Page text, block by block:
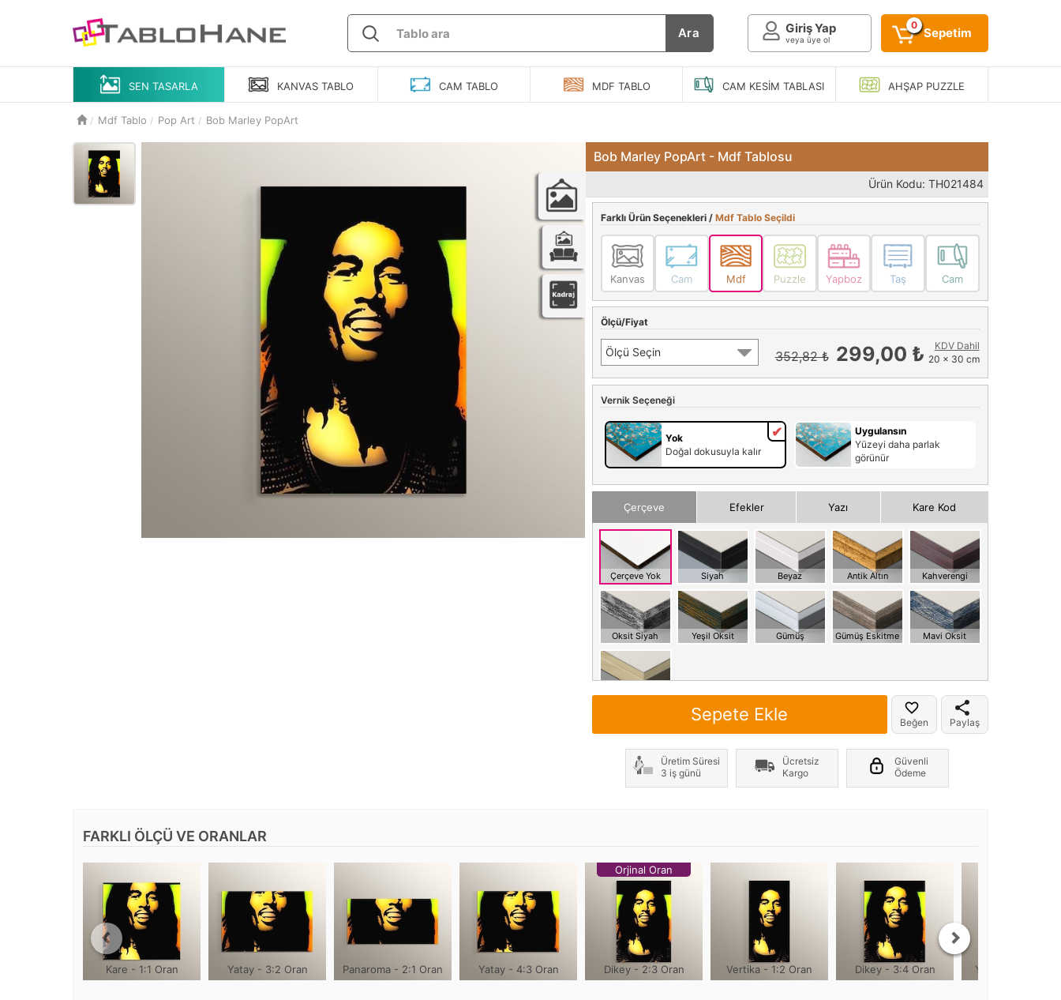
Ara Giriş Yap
veya üye ol
0
Sepetim
SEN TASARLA KANVAS TABLO CAM TABLO MDF TABLO CAM KESIM TABLASI AHŞAPPUZZLE
Mdf Tablo Pop Art Bob Marley PopArt
Bob Marley PopArt - Mdf Tablosu
Ürün Kodu: TH021484
Farklı Ürün Seçenekleri / Mdf Tablo Seçildi
Kanvas Cam Mdf Puzzle Yapboz Taş Cam
Ölçü/Fiyat
Ölçü Seçin 352,82 ₺ 299,00 ₺
KDV Dahil
20 x 30 cm
Vernik Seçeneği
Yok
Doğal dokusuyla kalır
Uygulansın
Yüzeyi daha parlak
görünür
Çerçeve Efekler Yazı Kare Kod
Çerçeve Yok Siyah Beyaz Antik Altın Kahverengi
Oksit Siyah Yeşil Oksit Gümüş Gümüş Eskitme Mavi Oksit
Meşe
Not: Çerçeve genişliği her yönde +2cm, yüksekliği 1cm olmaktadır
Sepete Ekle Beğen Paylaş
Üretim Süresi
3 iş günü
Ücretsiz
Kargo
Güvenli
Ödeme
FARKLI ÖLÇÜ VE ORANLAR
Kare - 1:1 Oran Yatay - 3:2 Oran Panaroma - 2:1 Oran Yatay - 4:3 Oran
Orjinal Oran
Dikey - 2:3 Oran Vertika - 1:2 Oran Dikey - 3:4 Oran Yuvarlak - 1:1